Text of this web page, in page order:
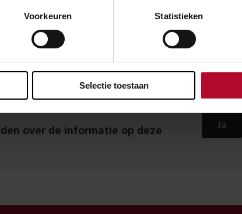
Voorkeuren Statistieken
Selectie toestaan
over de informatie op deze
Ja